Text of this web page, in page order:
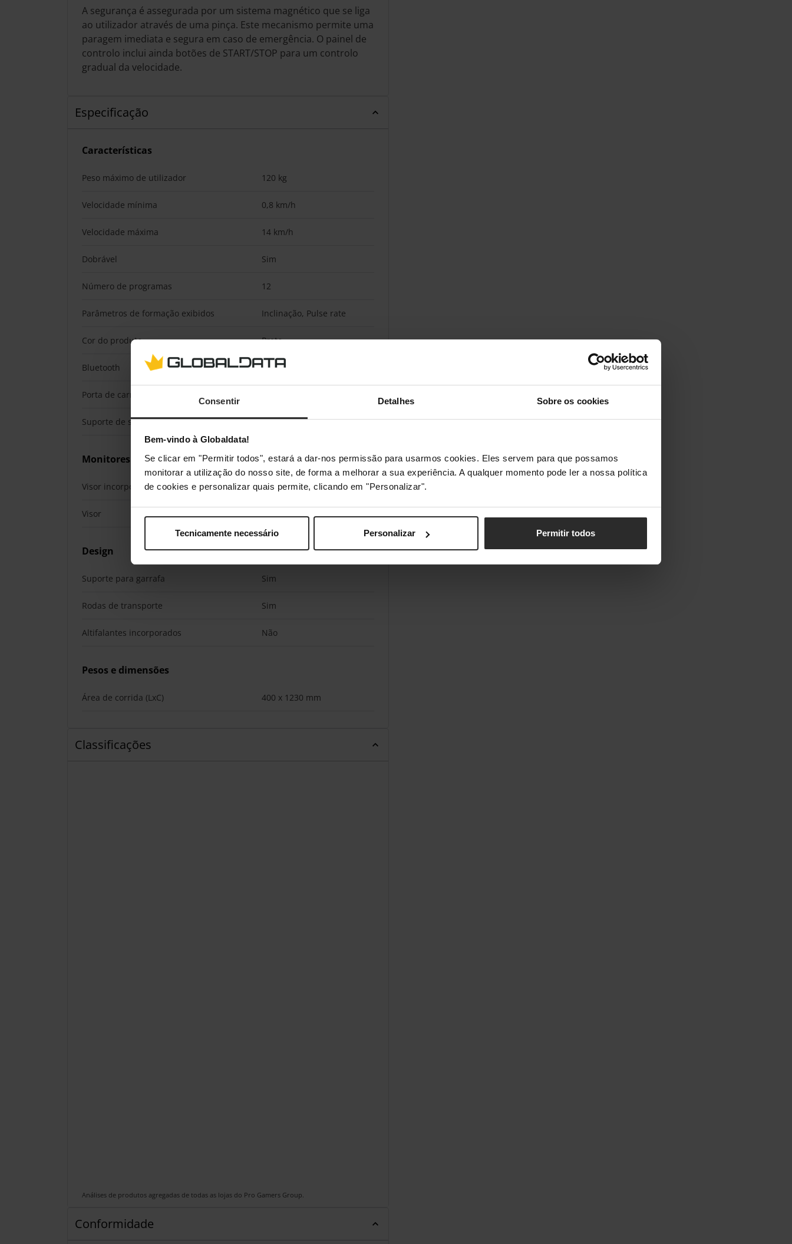
Consentir Detalhes Sobre os cookies
Bem-vindo à Globaldata!
Se clicar em "Permitir todos", estará a dar-nos permissão para usarmos cookies. Eles servem para que possamos
monitorar a utilização do nosso site, de forma a melhorar a sua experiência. A qualquer momento pode ler a nossa política
de cookies e personalizar quais permite, clicando em "Personalizar".
Tecnicamente necessário Personalizar Permitir todos
A segurança é assegurada por um sistema magnético que se liga
ao utilizador através de uma pinça. Este mecanismo permite uma
paragem imediata e segura em caso de emergência. O painel de
controlo inclui ainda botões de START/STOP para um controlo
gradual da velocidade.
Especificação
Características
Peso máximo de utilizador 120 kg
Velocidade mínima 0,8 km/h
Velocidade máxima 14 km/h
Dobrável Sim
Número de programas 12
Parâmetros de formação exibidos Inclinação, Pulse rate
Cor do produto Preto
Bluetooth Não
Porta de carregamento USB
Suporte de smartphone/tablet Sim
Monitores
Visor incorporado Sim
Visor LED
Design
Suporte para garrafa Sim
Rodas de transporte Sim
Altifalantes incorporados Não
Pesos e dimensões
Área de corrida (LxC) 400 x 1230 mm
Classificações
Análises de produtos agregadas de todas as lojas do Pro Gamers Group.
Conformidade